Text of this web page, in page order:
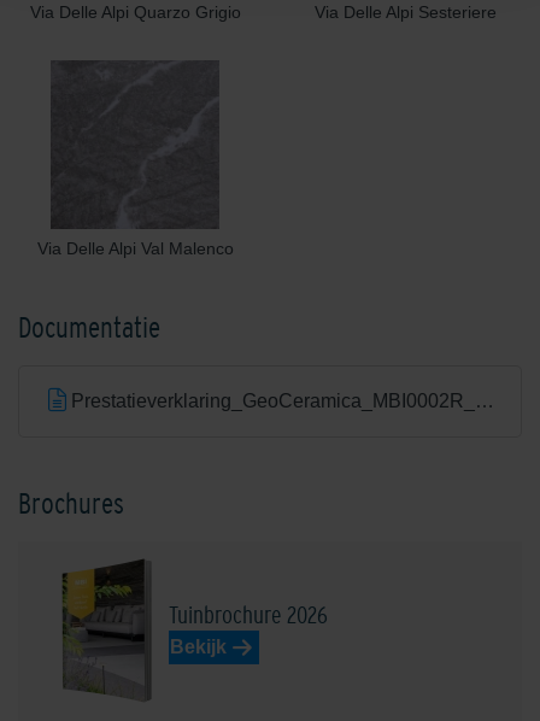
Via Delle Alpi Quarzo Grigio Via Delle Alpi Sesteriere
Via Delle Alpi Val Malenco
Documentatie
Prestatieverklaring_GeoCeramica_MBI0002R_20241201.pdf
Brochures
Tuinbrochure 2026
Bekijk